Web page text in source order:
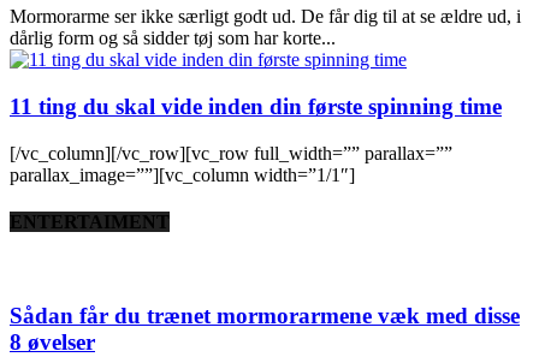
Mormorarme ser ikke særligt godt ud. De får dig til at se ældre ud, i
dårlig form og så sidder tøj som har korte...
11 ting du skal vide inden din første spinning time
[/vc_column][/vc_row][vc_row full_width=”” parallax=””
parallax_image=””][vc_column width=”1/1″]
ENTERTAIMENT
Sådan får du trænet mormorarmene væk med disse
8 øvelser